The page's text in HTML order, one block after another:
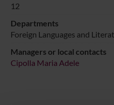
12
Departments
Foreign Languages and
Managers or local contacts
Cipolla Maria Adele